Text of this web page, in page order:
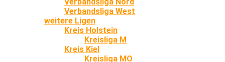
Verbandsliga West
weitere Ligen
Kreis Holstein
Kreisliga M
Kreis Kiel
Kreisliga MO